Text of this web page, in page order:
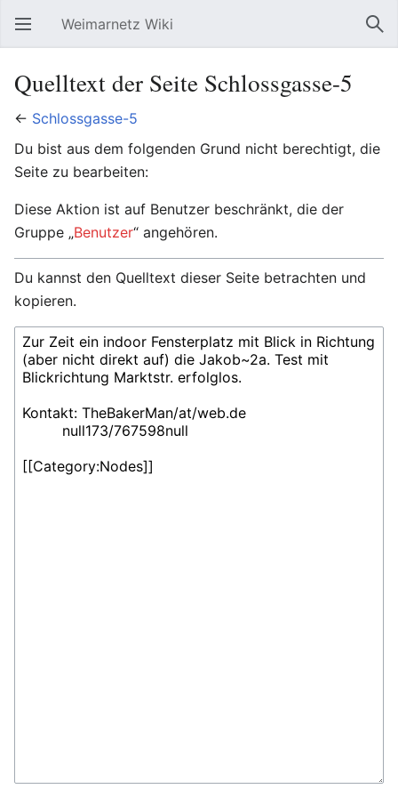
Hauptmenü öffnen Weimarnetz Wiki
Quelltext der Seite Schlossgasse-5
← Schlossgasse-5
Du bist aus dem folgenden Grund nicht berechtigt, die
Seite zu bearbeiten:
Diese Aktion ist auf Benutzer beschränkt, die der
Gruppe „Benutzer“ angehören.
Du kannst den Quelltext dieser Seite betrachten und
kopieren.